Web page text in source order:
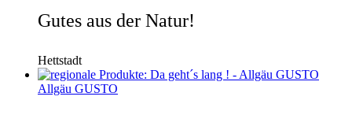
Gutes aus der Natur!
Hettstadt
Allgäu GUSTO